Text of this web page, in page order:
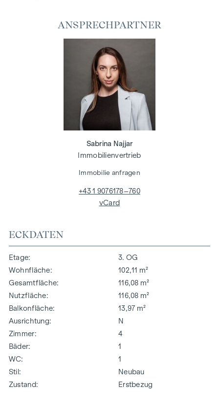
ECKDATEN
Etage
3. OG
Wohnfläche
102,11 m²
Gesamtfläche
116,08 m²
Nutzfläche
116,08 m²
Balkonfläche
13,97 m²
Ausrichtung
N
Zimmer
4
Bäder
1
WC
1
Stil
Neubau
Zustand
Erstbezug
ANSPRECHPARTNER
Sabrina Najjar
Immobilienvertrieb
Immobilie anfragen
+43 1 9076178–760
vCard